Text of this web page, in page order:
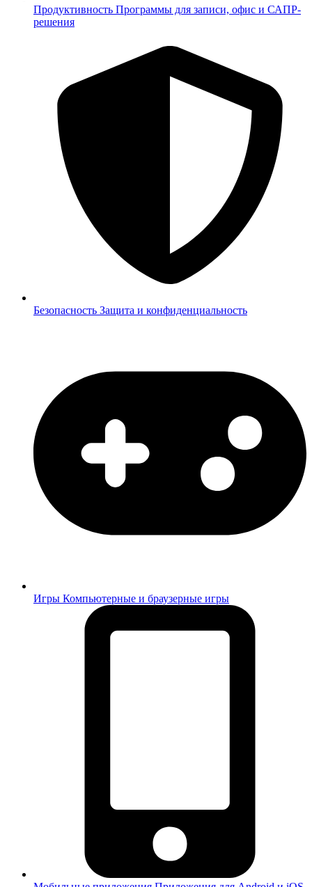
Продуктивность Программы для записи, офис и САПР-
решения
Безопасность Защита и конфиденциальность
Игры Компьютерные и браузерные игры